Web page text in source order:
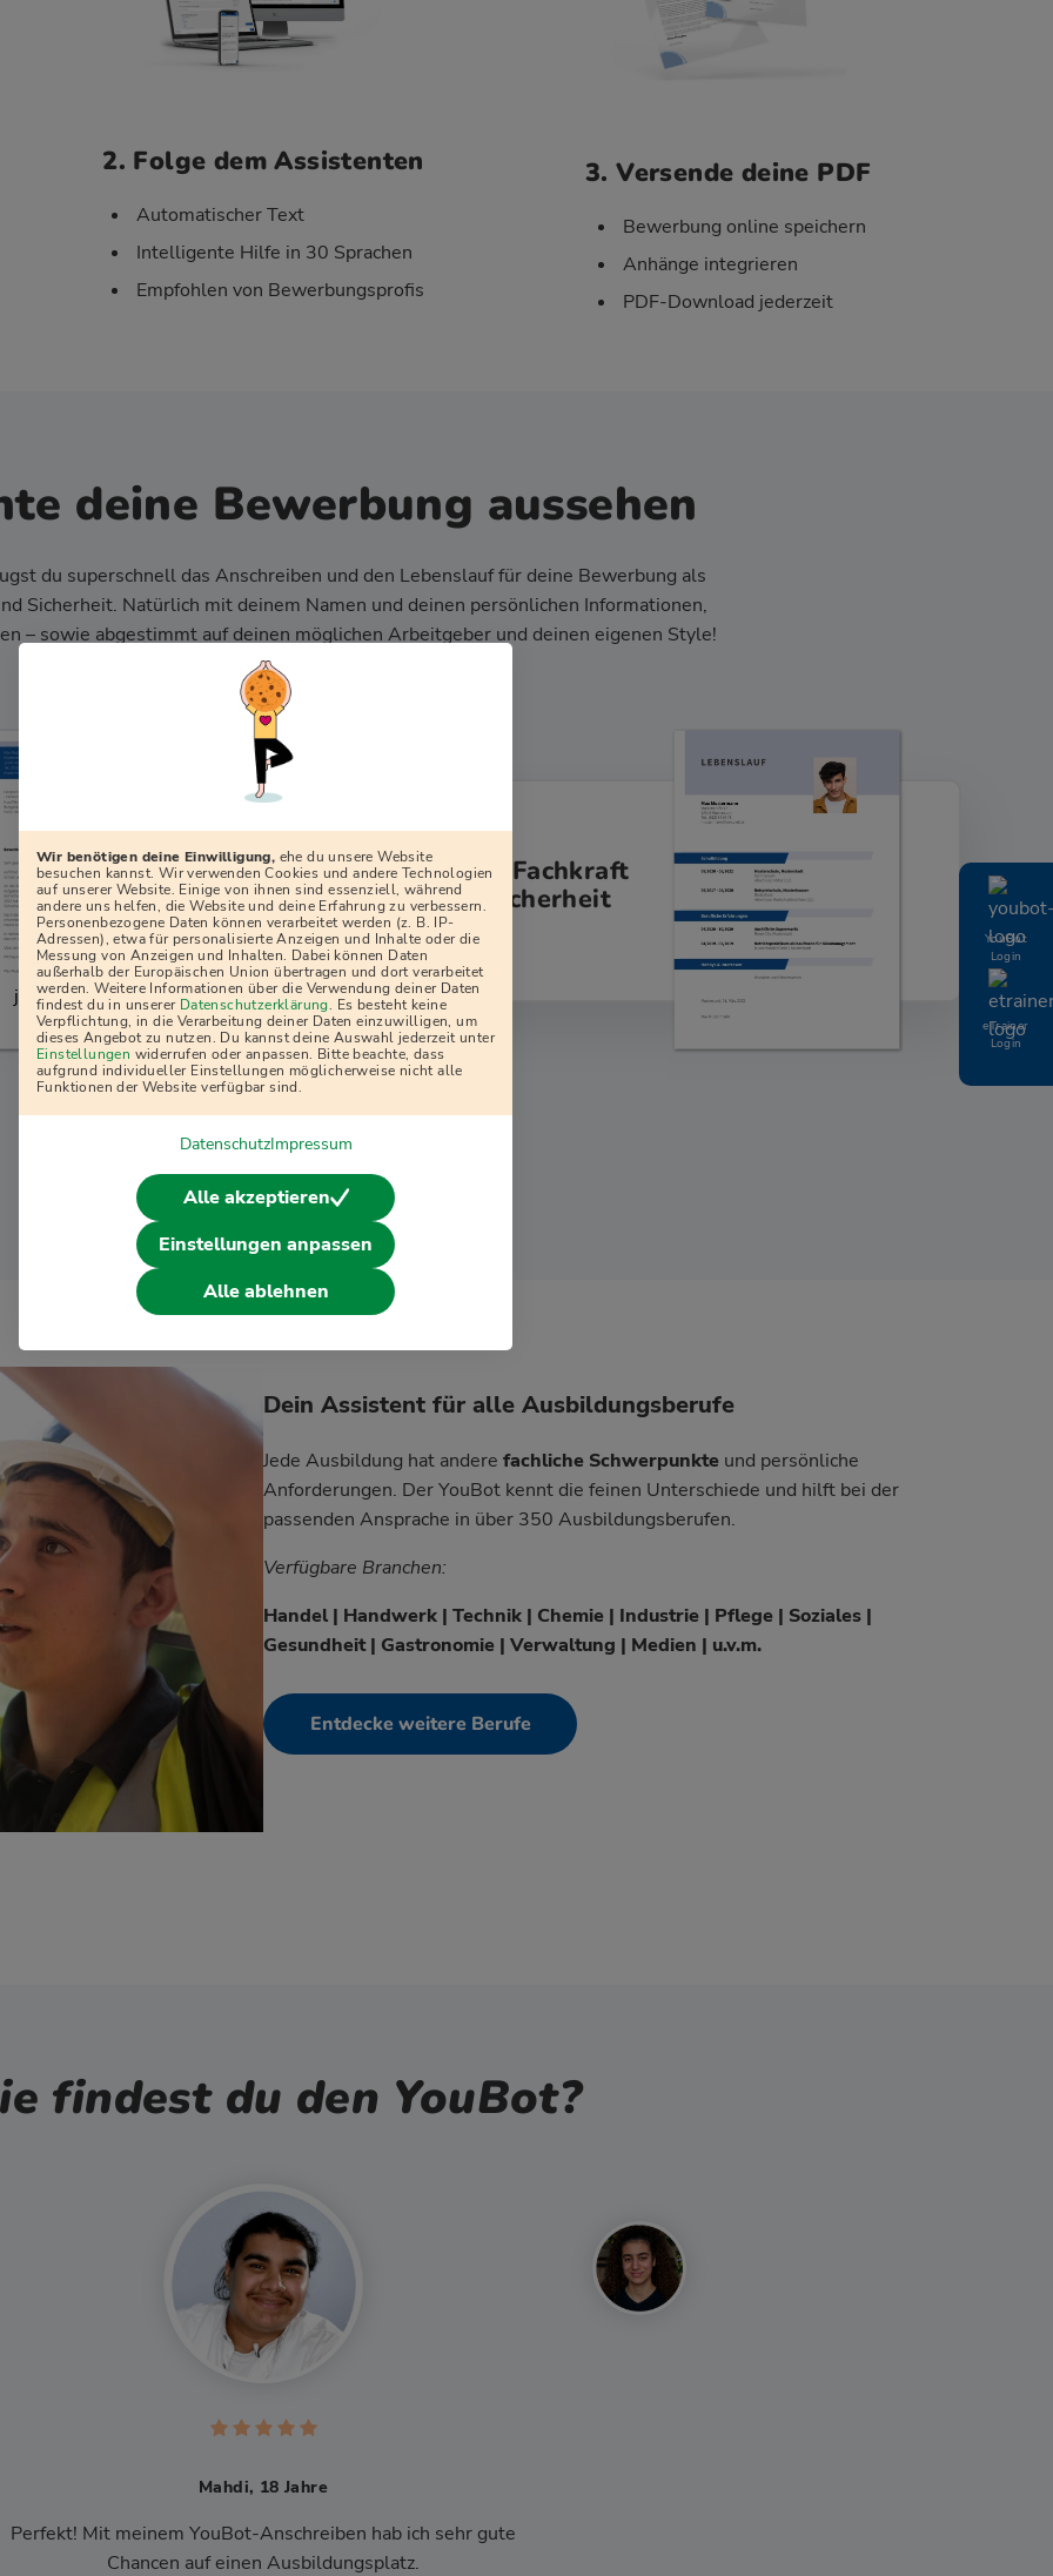
YouBot
Login
eTrainer
Login
2. Folge dem Assistenten
Automatischer Text
Intelligente Hilfe in 30 Sprachen
Empfohlen von Bewerbungsprofis
3. Versende deine PDF
Bewerbung online speichern
Anhänge integrieren
PDF-Download jederzeit
deine Bewerbung aussehen
du superschnell das Anschreiben und den Lebenslauf für deine Bewerbung als
Sicherheit. Natürlich mit deinem Namen und deinen persönlichen Informationen,
– sowie abgestimmt auf deinen möglichen Arbeitgeber und deinen eigenen Style!
Dein Lebenslauf: Fachkraft
für Schutz und Sicherheit
PDF herunterladen
Überzeuge dich selbst vom YouBot
Dein Assistent für alle Ausbildungsberufe
Jede Ausbildung hat andere fachliche Schwerpunkte und persönliche
Anforderungen. Der YouBot kennt die feinen Unterschiede und hilft bei der
passenden Ansprache in über 350 Ausbildungsberufen.
Verfügbare Branchen:
Handel | Handwerk | Technik | Chemie | Industrie | Pflege | Soziales |
Gesundheit | Gastronomie | Verwaltung | Medien | u.v.m.
Entdecke weitere Berufe
findest du den YouBot?
hab ich sehr gute
Ikram, 17 Jahre
Der YouBot ist eine sehr große Hilfe. Man macht keine Fehler
und beachtet alle wichtigen Inhalte.
j
Wir benötigen deine Einwilligung, ehe du unsere Website
besuchen kannst. Wir verwenden Cookies und andere Technologien
auf unserer Website. Einige von ihnen sind essenziell, während
andere uns helfen, die Website und deine Erfahrung zu verbessern.
Personenbezogene Daten können verarbeitet werden (z. B. IP-
Adressen), etwa für personalisierte Anzeigen und Inhalte oder die
Messung von Anzeigen und Inhalten. Dabei können Daten
außerhalb der Europäischen Union übertragen und dort verarbeitet
werden. Weitere Informationen über die Verwendung deiner Daten
findest du in unserer Datenschutzerklärung. Es besteht keine
Verpflichtung, in die Verarbeitung deiner Daten einzuwilligen, um
dieses Angebot zu nutzen. Du kannst deine Auswahl jederzeit unter
Einstellungen widerrufen oder anpassen. Bitte beachte, dass
aufgrund individueller Einstellungen möglicherweise nicht alle
Funktionen der Website verfügbar sind.
DatenschutzImpressum
Alle akzeptieren
Einstellungen anpassen
Alle ablehnen